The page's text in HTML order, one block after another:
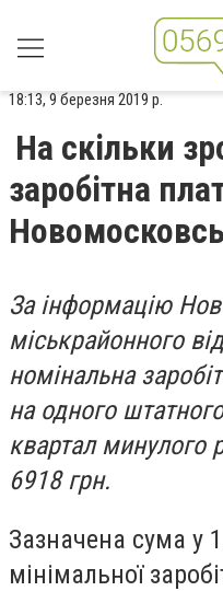
18:13, 9 березня 2019 р.
На скільки
заробітна
За інформацію
міськрайонного
номінальна
на одного
квартал минулого
6918 грн.
Зазначена сума у
мінімальної